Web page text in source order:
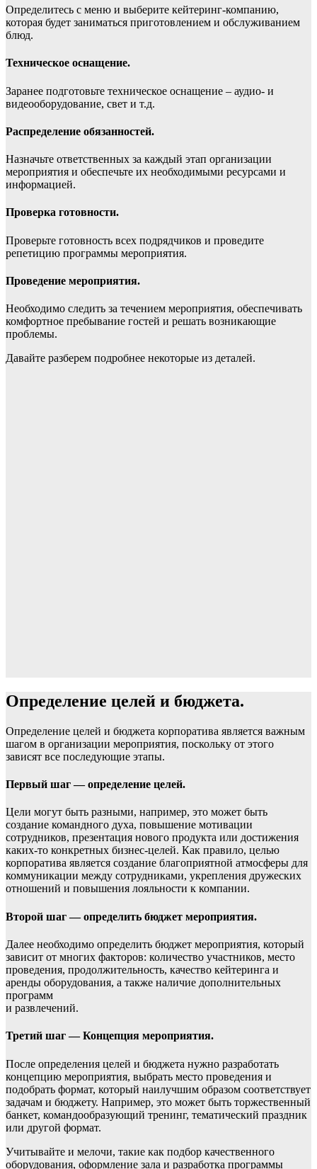
Определитесь с меню и выберите кейтеринг-компанию,
которая будет заниматься приготовлением и обслуживанием
блюд.
Техническое оснащение.
Заранее подготовьте техническое оснащение – аудио- и
видеооборудование, свет и т.д.
Распределение обязанностей.
Назначьте ответственных за каждый этап организации
мероприятия и обеспечьте их необходимыми ресурсами и
информацией.
Проверка готовности.
Проверьте готовность всех подрядчиков и проведите
репетицию программы мероприятия.
Проведение мероприятия.
Необходимо следить за течением мероприятия, обеспечивать
комфортное пребывание гостей и решать возникающие
проблемы.
Давайте разберем подробнее некоторые из деталей.
Определение целей и бюджета.
Определение целей и бюджета корпоратива является важным
шагом в организации мероприятия, поскольку от этого
зависят все последующие этапы.
Первый шаг — определение целей.
Цели могут быть разными, например, это может быть
создание командного духа, повышение мотивации
сотрудников, презентация нового продукта или достижения
каких-то конкретных бизнес-целей. Как правило, целью
корпоратива является создание благоприятной атмосферы для
коммуникации между сотрудниками, укрепления дружеских
отношений и повышения лояльности к компании.
Второй шаг — определить бюджет мероприятия.
Далее необходимо определить бюджет мероприятия, который
зависит от многих факторов: количество участников, место
проведения, продолжительность, качество кейтеринга и
аренды оборудования, а также наличие дополнительных
программ
и развлечений.
Третий шаг — Концепция мероприятия.
После определения целей и бюджета нужно разработать
концепцию мероприятия, выбрать место проведения и
подобрать формат, который наилучшим образом соответствует
задачам и бюджету. Например, это может быть торжественный
банкет, командообразующий тренинг, тематический праздник
или другой формат.
Учитывайте и мелочи, такие как подбор качественного
оборудования, оформление зала и разработка программы